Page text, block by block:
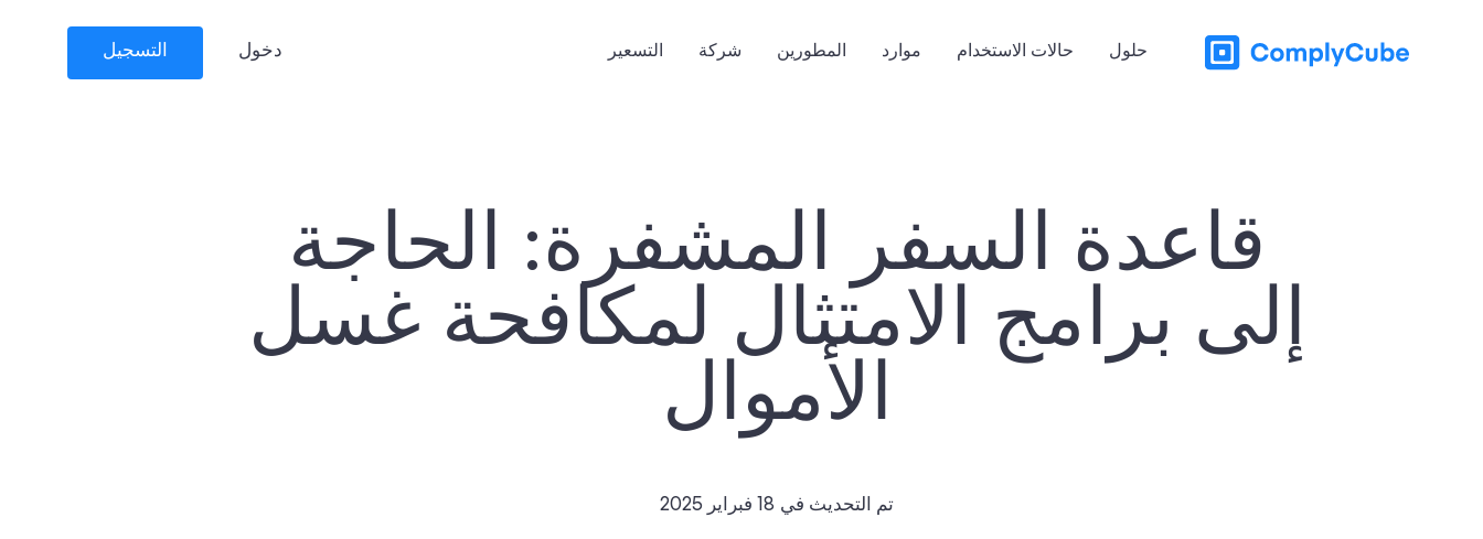
حلول حالات الاستخدام موارد المطورين شركة التسعير دخول التسجيل
قاعدة السفر المشفرة: الحاجة
إلى برامج الامتثال لمكافحة غسل
الأموال
تم التحديث في 18 فبراير 2025